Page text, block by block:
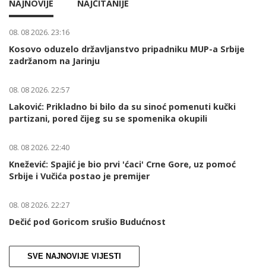
NAJNOVIJE NAJČITANIJE
08. 08 2026. 23:16
Kosovo oduzelo državljanstvo pripadniku MUP-a Srbije
zadržanom na Jarinju
08. 08 2026. 22:57
Laković: Prikladno bi bilo da su sinoć pomenuti kučki
partizani, pored čijeg su se spomenika okupili
08. 08 2026. 22:40
Knežević: Spajić je bio prvi 'ćaci' Crne Gore, uz pomoć
Srbije i Vučića postao je premijer
08. 08 2026. 22:27
Dečić pod Goricom srušio Budućnost
SVE NAJNOVIJE VIJESTI